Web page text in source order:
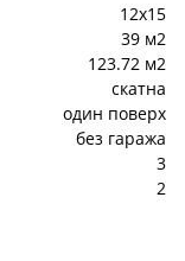
12x15
39 м2
123.72 м2
скатна
один поверх
без гаража
3
2